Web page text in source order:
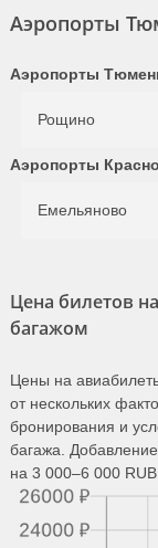
Аэропорты
Аэропорты
Рощино
Аэропорты
Емельяново
Цена билетов
багажом
Цены на
от нескольких
бронирования и
багажа.
на 3 000–6 000 RUB